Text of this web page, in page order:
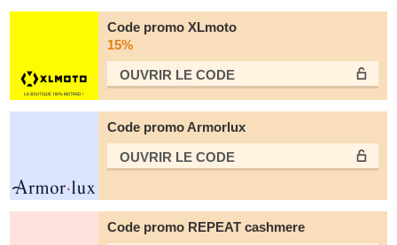
Code promo XLmoto
15%
OUVRIR LE СODE
Code promo Armorlux
OUVRIR LE СODE
Code promo REPEAT cashmere